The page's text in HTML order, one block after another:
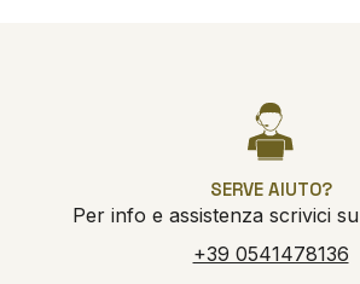
SERVE AIUTO?
Per info e assistenza scrivici su
+39 0541478136